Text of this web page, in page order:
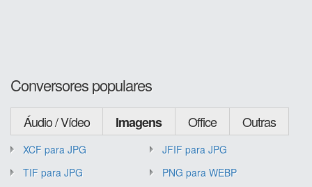
Conversores populares
Áudio / Vídeo Imagens Office Outras
XCF para JPG
JFIF para JPG
TIF para JPG
PNG para WEBP